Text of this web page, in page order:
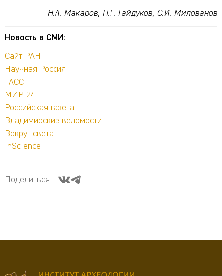
Н.А. Макаров, П.Г. Гайдуков, С.И. Милованов
Новость в СМИ:
Сайт РАН
Научная Россия
ТАСС
МИР 24
Российская газета
Владимирские ведомости
Вокруг света
InScience
Поделиться: